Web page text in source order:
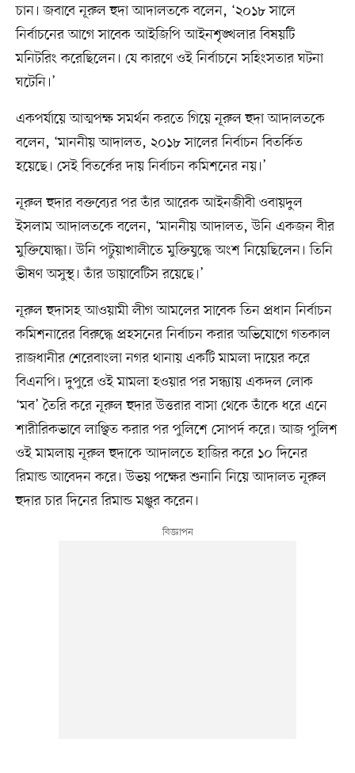
চান। জবাবে নূরুল হুদা আদালতকে বলেন, ‘২০১৮ সালে
নির্বাচনের আগে সাবেক আইজিপি আইনশৃঙ্খলার বিষয়টি
মনিটরিং করেছিলেন। যে কারণে ওই নির্বাচনে সহিংসতার ঘটনা
ঘটেনি।’
একপর্যায়ে আত্মপক্ষ সমর্থন করতে গিয়ে নূরুল হুদা আদালতকে
বলেন, ‘মাননীয় আদালত, ২০১৮ সালের নির্বাচন বিতর্কিত
হয়েছে। সেই বিতর্কের দায় নির্বাচন কমিশনের নয়।’
নূরুল হুদার বক্তব্যের পর তাঁর আরেক আইনজীবী ওবায়দুল
ইসলাম আদালতকে বলেন, ‘মাননীয় আদালত, উনি একজন বীর
মুক্তিযোদ্ধা। উনি পটুয়াখালীতে মুক্তিযুদ্ধে অংশ নিয়েছিলেন। তিনি
ভীষণ অসুস্থ। তাঁর ডায়াবেটিস রয়েছে।’
নূরুল হুদাসহ আওয়ামী লীগ আমলের সাবেক তিন প্রধান নির্বাচন
কমিশনারের বিরুদ্ধে প্রহসনের নির্বাচন করার অভিযোগে গতকাল
রাজধানীর শেরেবাংলা নগর থানায় একটি মামলা দায়ের করে
বিএনপি। দুপুরে ওই মামলা হওয়ার পর সন্ধ্যায় একদল লোক
‘মব’ তৈরি করে নূরুল হুদার উত্তরার বাসা থেকে তাঁকে ধরে এনে
শারীরিকভাবে লাঞ্ছিত করার পর পুলিশে সোপর্দ করে। আজ পুলিশ
ওই মামলায় নূরুল হুদাকে আদালতে হাজির করে ১০ দিনের
রিমান্ড আবেদন করে। উভয় পক্ষের শুনানি নিয়ে আদালত নূরুল
হুদার চার দিনের রিমান্ড মঞ্জুর করেন।